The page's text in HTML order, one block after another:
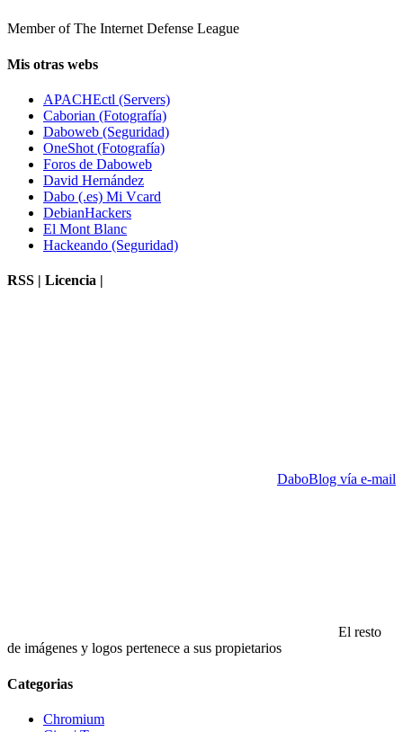
Member of The Internet Defense League
Mis otras webs
APACHEctl (Servers)
Caborian (Fotografía)
Daboweb (Seguridad)
OneShot (Fotografía)
Foros de Daboweb
David Hernández
Dabo (.es) Mi Vcard
DebianHackers
El Mont Blanc
Hackeando (Seguridad)
RSS | Licencia |
DaboBlog vía e-mail
El resto
de imágenes y logos pertenece a sus propietarios
Categorias
Chromium